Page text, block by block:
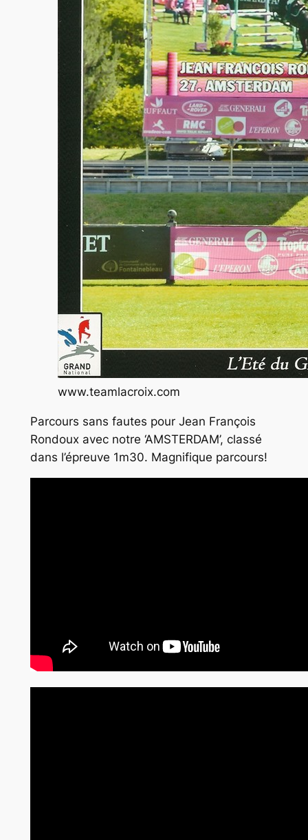
www.teamlacroix.com
Parcours sans fautes pour Jean François
Rondoux avec notre ‘AMSTERDAM’, classé
dans l’épreuve 1m30. Magnifique parcours!